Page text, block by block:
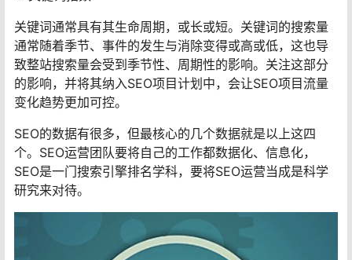
关键词通常具有其生命周期，或长或短。关键词的搜索量
通常随着季节、事件的发生与消除变得或高或低，这也导
致整站搜索量会受到季节性、周期性的影响。关注这部分
的影响，并将其纳入SEO项目计划中，会让SEO项目流量
变化趋势更加可控。
SEO的数据有很多，但最核心的几个数据就是以上这四
个。SEO运营团队要将自己的工作都数据化、信息化，
SEO是一门搜索引擎排名学科，要将SEO运营当成是科学
研究来对待。